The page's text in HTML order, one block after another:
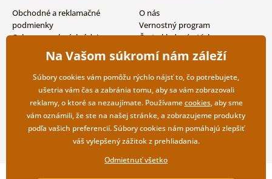
Obchodné a reklamačné
podmienky
Ochrana osobných údajov
Možnosti dopravy a platby
Vrátenie tovaru
O nás
Vernostný program
Často kladené otázky
Magazín
Kontakty
Veľkoobchodná spolupráca
Na Vašom súkromí nám záleží
Súbory cookies vám pomôžu rýchlo nájsť to, čo potrebujete,
ušetria vám čas a zabránia tomu, aby sa vám zobrazovali
reklamy, o ktoré sa nezaujímate. Používamecookies, aby sme
vám oznámili, že ste na našej stránke, a zobrazujeme produkty
podľa vašich preferencií. Súbory cookies nám pomáhajú zlepšiť
váš vylepšený zážitok z prehliadania.
Odmietnuť všetko